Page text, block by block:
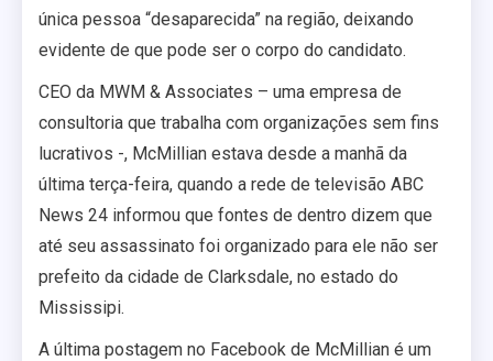
única pessoa “desaparecida” na região, deixando
evidente de que pode ser o corpo do candidato.
CEO da MWM & Associates – uma empresa de
consultoria que trabalha com organizações sem fins
lucrativos -, McMillian estava desde a manhã da
última terça-feira, quando a rede de televisão ABC
News 24 informou que fontes de dentro dizem que
até seu assassinato foi organizado para ele não ser
prefeito da cidade de Clarksdale, no estado do
Mississipi.
A última postagem no Facebook de McMillian é um